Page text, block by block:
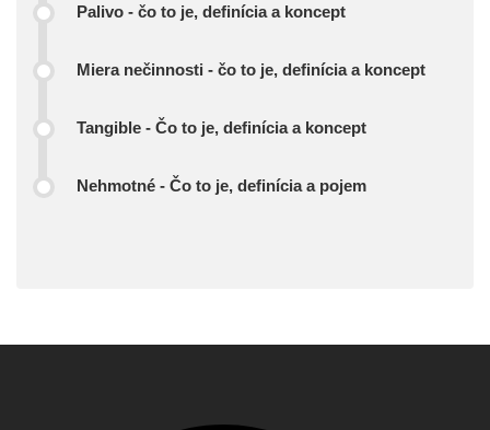
Palivo - čo to je, definícia a koncept
Miera nečinnosti - čo to je, definícia a koncept
Tangible - Čo to je, definícia a koncept
Nehmotné - Čo to je, definícia a pojem